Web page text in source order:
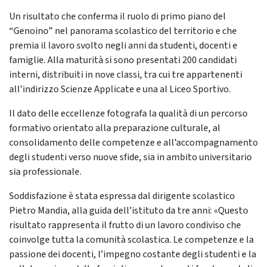
Un risultato che conferma il ruolo di primo piano del
“Genoino” nel panorama scolastico del territorio e che
premia il lavoro svolto negli anni da studenti, docenti e
famiglie. Alla maturità si sono presentati 200 candidati
interni, distribuiti in nove classi, tra cui tre appartenenti
all’indirizzo Scienze Applicate e una al Liceo Sportivo.
Il dato delle eccellenze fotografa la qualità di un percorso
formativo orientato alla preparazione culturale, al
consolidamento delle competenze e all’accompagnamento
degli studenti verso nuove sfide, sia in ambito universitario
sia professionale.
Soddisfazione è stata espressa dal dirigente scolastico
Pietro Mandia, alla guida dell’istituto da tre anni: «Questo
risultato rappresenta il frutto di un lavoro condiviso che
coinvolge tutta la comunità scolastica. Le competenze e la
passione dei docenti, l’impegno costante degli studenti e la